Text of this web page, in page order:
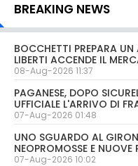
BREAKING NEWS
BOCCHETTI PREPARA
LIBERTI ACCENDE IL
08-Aug-2026 11:37
PAGANESE, DOPO
UFFICIALE L'ARRIVO DI
07-Aug-2026 01:48
UNO SGUARDO AL
NEOPROMOSSE E NUOVE
07-Aug-2026 10:02